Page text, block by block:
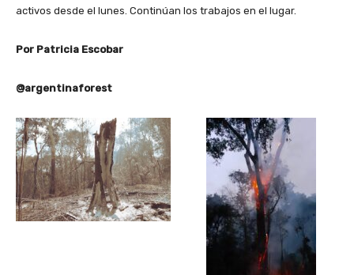
activos desde el lunes. Continúan los trabajos en el lugar.
Por Patricia Escobar
@argentinaforest